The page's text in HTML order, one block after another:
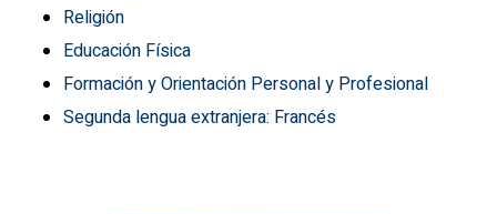
Religión
Educación Física
Formación y Orientación Personal y Profesional
Segunda lengua extranjera: Francés